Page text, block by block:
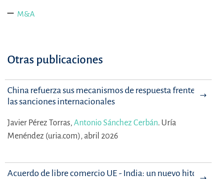
M&A
Otras publicaciones
China refuerza sus mecanismos de respuesta frente a
las sanciones internacionales
Javier Pérez Torras, Antonio Sánchez Cerbán. Uría
Menéndez (uria.com), abril 2026
Acuerdo de libre comercio UE - India: un nuevo hito en